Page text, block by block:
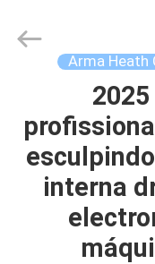
PRODUTOS
SOBRE
Developed
Arma Heath
interna